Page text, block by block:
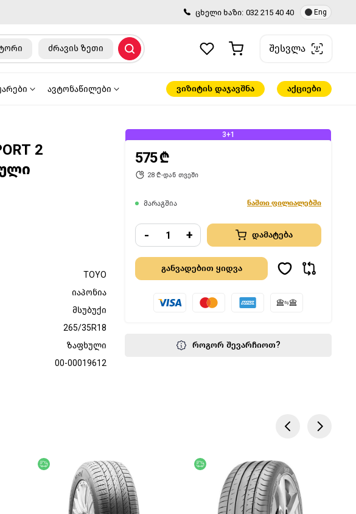
ცხელი ხაზი: 032 215 40 40 Eng
ძრავის ზეთი შესვლა
ავტონაწილები ვიზიტის დაჯავშნა აქციები
575 ₾
28 ₾-დან თვეში
მარაგშია ნაშთი ფილიალებში
- + დამატება
3+1
როგორ შევარჩიოთ?
2
TOYO
იაპონია
მსუბუქი
265/35R18
ზაფხული
00-00019612
უფასო მიწოდება უფასო მიწოდება